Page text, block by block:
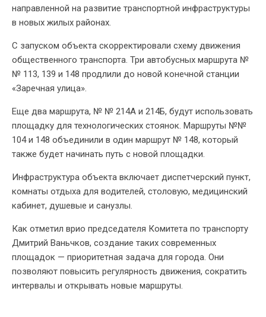
направленной на развитие транспортной инфраструктуры
в новых жилых районах.
С запуском объекта скорректировали схему движения
общественного транспорта. Три автобусных маршрута №
№ 113, 139 и 148 продлили до новой конечной станции
«Заречная улица».
Еще два маршрута, № № 214А и 214Б, будут использовать
площадку для технологических стоянок. Маршруты №№
104 и 148 объединили в один маршрут № 148, который
также будет начинать путь с новой площадки.
Инфраструктура объекта включает диспетчерский пункт,
комнаты отдыха для водителей, столовую, медицинский
кабинет, душевые и санузлы.
Как отметил врио председателя Комитета по транспорту
Дмитрий Ваньчков, создание таких современных
площадок — приоритетная задача для города. Они
позволяют повысить регулярность движения, сократить
интервалы и открывать новые маршруты.